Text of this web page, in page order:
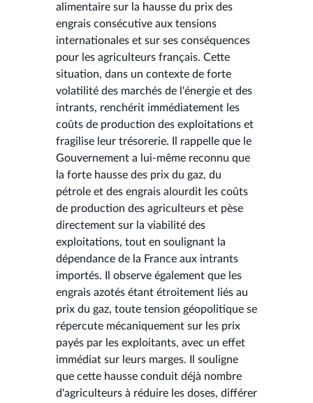
alimentaire sur la hausse du prix des
engrais consécutive aux tensions
internationales et sur ses conséquences
pour les agriculteurs français. Cette
situation, dans un contexte de forte
volatilité des marchés de l'énergie et des
intrants, renchérit immédiatement les
coûts de production des exploitations et
fragilise leur trésorerie. Il rappelle que le
Gouvernement a lui-même reconnu que
la forte hausse des prix du gaz, du
pétrole et des engrais alourdit les coûts
de production des agriculteurs et pèse
directement sur la viabilité des
exploitations, tout en soulignant la
dépendance de la France aux intrants
importés. Il observe également que les
engrais azotés étant étroitement liés au
prix du gaz, toute tension géopolitique se
répercute mécaniquement sur les prix
payés par les exploitants, avec un effet
immédiat sur leurs marges. Il souligne
que cette hausse conduit déjà nombre
d'agriculteurs à réduire les doses, différer